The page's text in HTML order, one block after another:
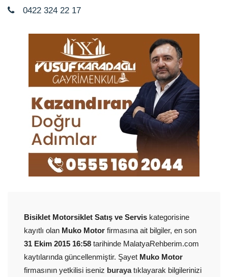
0422 324 22 17
Bisiklet Motorsiklet Satış ve Servis kategorisine
kayıtlı olan Muko Motor firmasına ait bilgiler, en son
31 Ekim 2015 16:58 tarihinde MalatyaRehberim.com
kaytılarında güncellenmiştir. Şayet Muko Motor
firmasının yetkilisi iseniz burayatıklayarak bilgilerinizi